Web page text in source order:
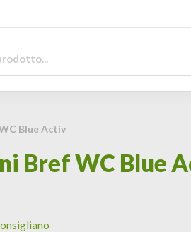
Blue Activ
Bref WC Blue